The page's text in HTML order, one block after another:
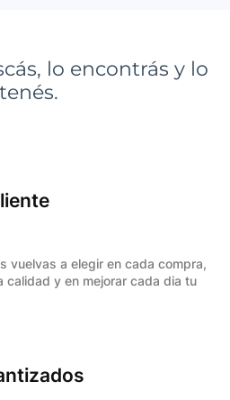
lo encontrás y lo
tenés.
vuelvas a elegir en cada compra,
calidad y en mejorar cada dia tu